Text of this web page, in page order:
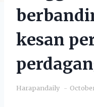
kesan
Harapandaily